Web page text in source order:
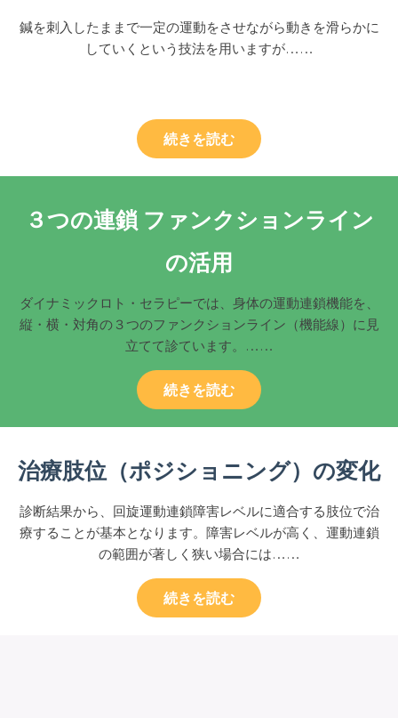
鍼を刺入したままで一定の運動をさせながら動きを滑らかに
していくという技法を用いますが……
続きを読む
３つの連鎖ファンクションライン
の活用
ダイナミックロト・セラピーでは、身体の運動連鎖機能を、
縦・横・対角の３つのファンクションライン（機能線）に見
立てて診ています。……
続きを読む
治療肢位（ポジショニング）の変化
診断結果から、回旋運動連鎖障害レベルに適合する肢位で治
療することが基本となります。障害レベルが高く、運動連鎖
の範囲が著しく狭い場合には……
続きを読む